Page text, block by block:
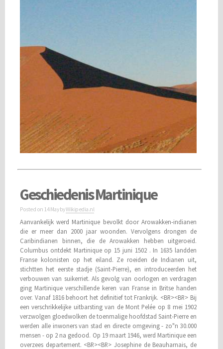
Geschiedenis Martinique
Posted on 14 MaybyWikipedia.nl
Aanvankelijk werd Martinique bevolkt door Arowakken-indianen
die er meer dan 2000 jaar woonden. Vervolgens drongen de
Caribindianen binnen, die de Arowakken hebben uitgeroeid.
Columbus ontdekt Martinique op 15 juni 1502 . In 1635 landden
Franse kolonisten op het eiland. Ze roeiden de Indianen uit,
stichtten het eerste stadje (Saint-Pierre), en introduceerden het
verbouwen van suikerriet. Als gevolg van oorlogen en verdragen
ging Martinique verschillende keren van Franse in Britse handen
over. Vanaf 1816 behoort het definitief tot Frankrijk. <BR><BR> Bij
een verschrikkelijke uitbarsting van de Mont Pelée op 8 mei 1902
verzwolgen gloedwolken de toenmalige hoofdstad Saint-Pierre en
werden alle inwoners van stad en directe omgeving - zo"n 30.000
mensen - op 2 na gedood. Op 19 maart 1946, werd Martinique een
overzees departement. <BR><BR> Josephine de Beauharnais, de